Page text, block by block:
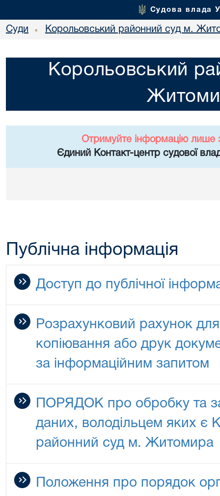
Судова влада
Суди • Корольовський районний суд м.
Корольовський
Отримуйте інформацію лише
Єдиний Контакт-центр судової
Публічна інформація
Доступ до публічної
Розрахунковий рахунок
копіювання або друк
за інформаційним запитом
ПОРЯДОК про обробку та
даних, володільцем яких є
районний суд м. Житомира
Положення про порядок